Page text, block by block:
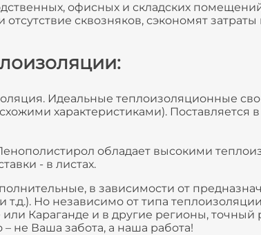
офисных и складских
сквозняков, сэкономят затраты
Идеальные теплоизоляционные
характеристиками). Поставляется
обладает высокими
- в листах.
в зависимости от
Но независимо от типа
Караганде и в другие регионы, точный
не Ваша забота, а наша работа!